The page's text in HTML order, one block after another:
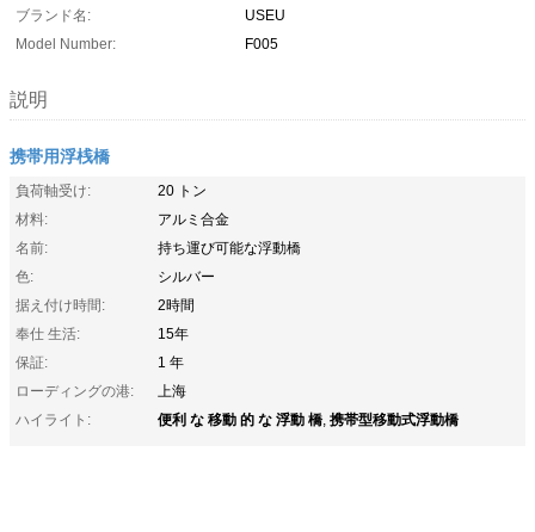
ブランド名:
USEU
Model Number:
F005
説明
携帯用浮桟橋
負荷軸受け:
20 トン
材料:
アルミ合金
名前:
持ち運び可能な浮動橋
色:
シルバー
据え付け時間:
2時間
奉仕 生活:
15年
保証:
1 年
ローディングの港:
上海
ハイライト:
便利 な 移動 的 な 浮動 橋, 携帯型移動式浮動橋